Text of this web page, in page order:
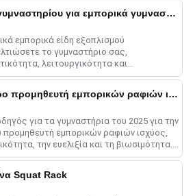
Top 10 Εξοπλισμός γυμναστηρίου για εμπορικά γυμναστήρια
εμπορικά είδη εξοπλισμού
το γυμναστήριο σας,
λειτουργικότητα και
τους χρήστες....
Επιλέξτε τον καλύτερο προμηθευτή εμπορικών ραφιών ισχύος
για τα γυμναστήρια του 2025 για την
προμηθευτή εμπορικών ραφιών ισχύος,
την ευελιξία και τη βιωσιμότητα....
Squat Rack